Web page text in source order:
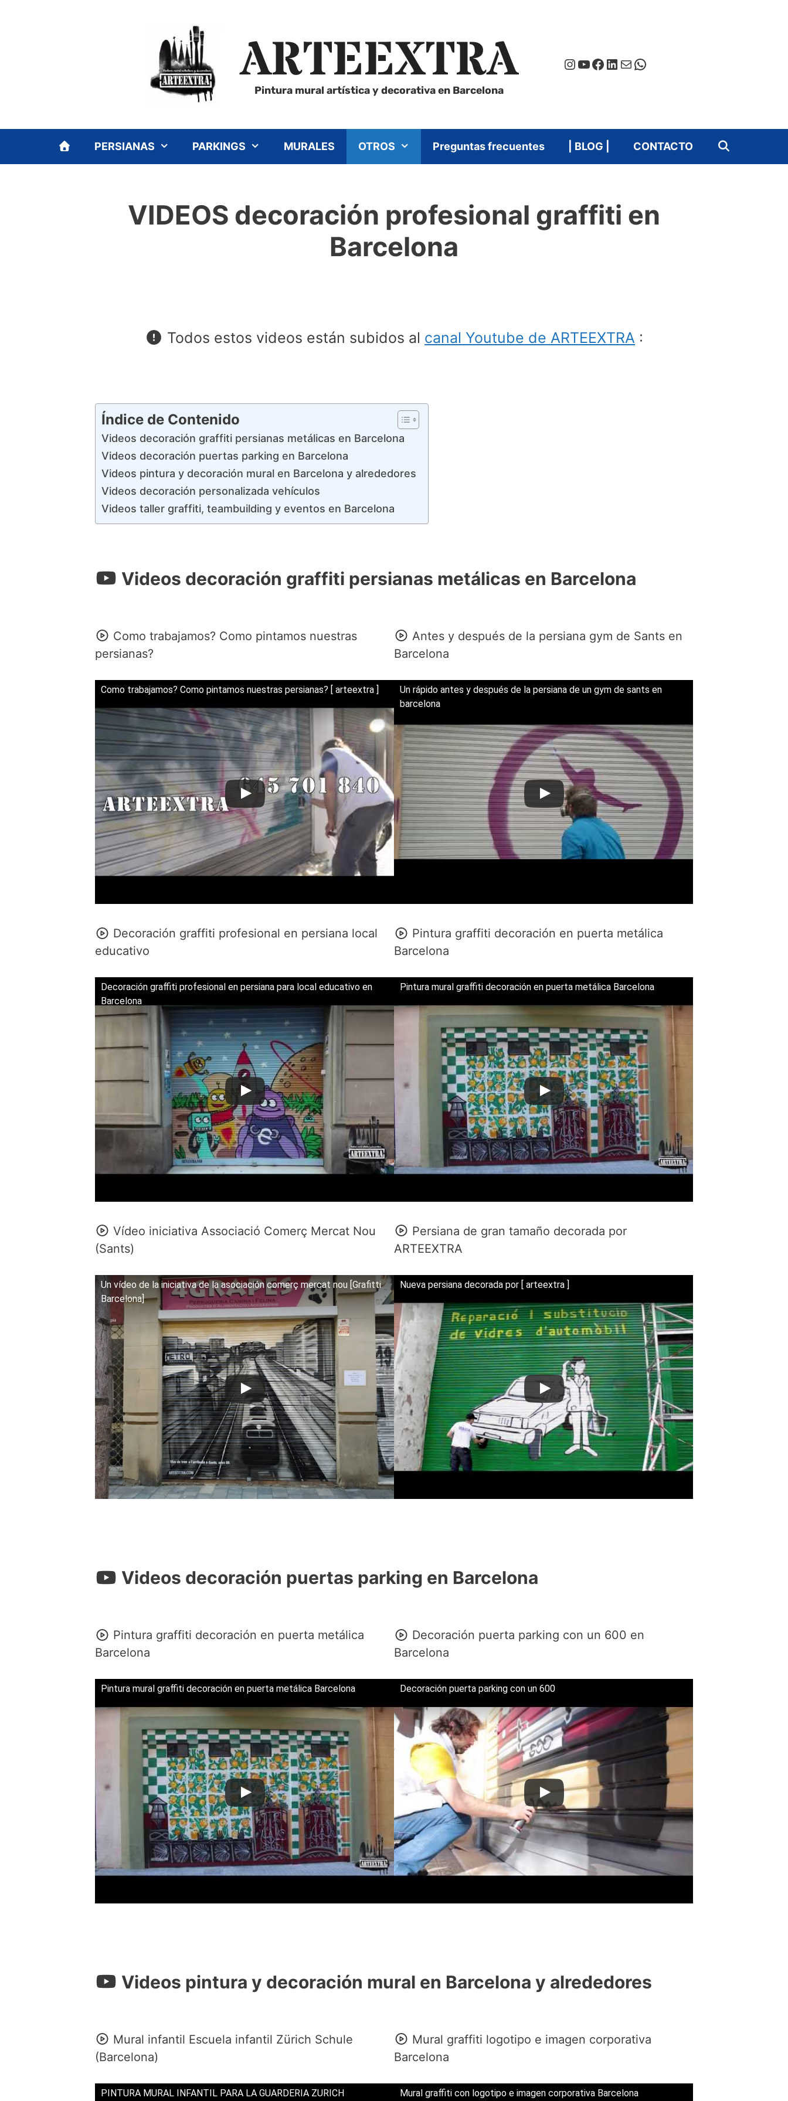
Instagram
YouTube
Facebook
LinkedIn
Correo electrónico
WhatsApp
ARTEEXTRA
Pintura mural artística y decorativa en Barcelona
PERSIANAS PARKINGS MURALES OTROS Preguntas frecuentes | BLOG | CONTACTO
VIDEOS decoración profesional graffiti en
Barcelona
Todos estos videos están subidos al canal Youtube de ARTEEXTRA :
Índice de Contenido
Videos decoración graffiti persianas metálicas en Barcelona
Videos decoración puertas parking en Barcelona
Videos pintura y decoración mural en Barcelona y alrededores
Videos decoración personalizada vehículos
Videos taller graffiti, teambuilding y eventos en Barcelona
Videos decoración graffiti persianas metálicas en Barcelona
Como trabajamos? Como pintamos nuestras
persianas?
Como trabajamos? Como pintamos nuestras persianas? [ arteextra ]
Decoración graffiti profesional en persiana local
educativo
Decoración graffiti profesional en persiana para local educativo en
Barcelona
Vídeo iniciativa Associació Comerç Mercat Nou
(Sants)
Un vídeo de la iniciativa de la asociación comerç mercat nou [Grafitti
Barcelona]
Antes y después de la persiana gym de Sants en
Barcelona
Un rápido antes y después de la persiana de un gym de sants en
barcelona
Pintura graffiti decoración en puerta metálica
Barcelona
Pintura mural graffiti decoración en puerta metálica Barcelona
Persiana de gran tamaño decorada por
ARTEEXTRA
Nueva persiana decorada por [ arteextra ]
Videos decoración puertas parking en Barcelona
Pintura graffiti decoración en puerta metálica
Barcelona
Pintura mural graffiti decoración en puerta metálica Barcelona
Decoración puerta parking con un 600 en
Barcelona
Decoración puerta parking con un 600
Videos pintura y decoración mural en Barcelona y alrededores
Mural infantil Escuela infantil Zürich Schule
(Barcelona)
PINTURA MURAL INFANTIL PARA LA GUARDERIA ZURICH
Mural graffiti logotipo e imagen corporativa
Barcelona
Mural graffiti con logotipo e imagen corporativa Barcelona